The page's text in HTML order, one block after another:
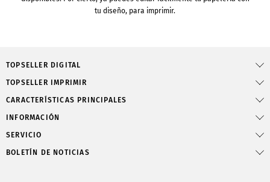
tu diseño, para imprimir.
TOPSELLER DIGITAL
TOPSELLER IMPRIMIR
CARACTERÍSTICAS PRINCIPALES
INFORMACIÓN
SERVICIO
BOLETÍN DE NOTICIAS